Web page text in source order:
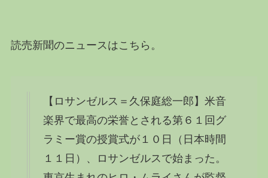
読売新聞のニュースはこちら。
【ロサンゼルス＝久保庭総一郎】米音
楽界で最高の栄誉とされる第６１回グ
ラミー賞の授賞式が１０日（日本時間
１１日）、ロサンゼルスで始まった。